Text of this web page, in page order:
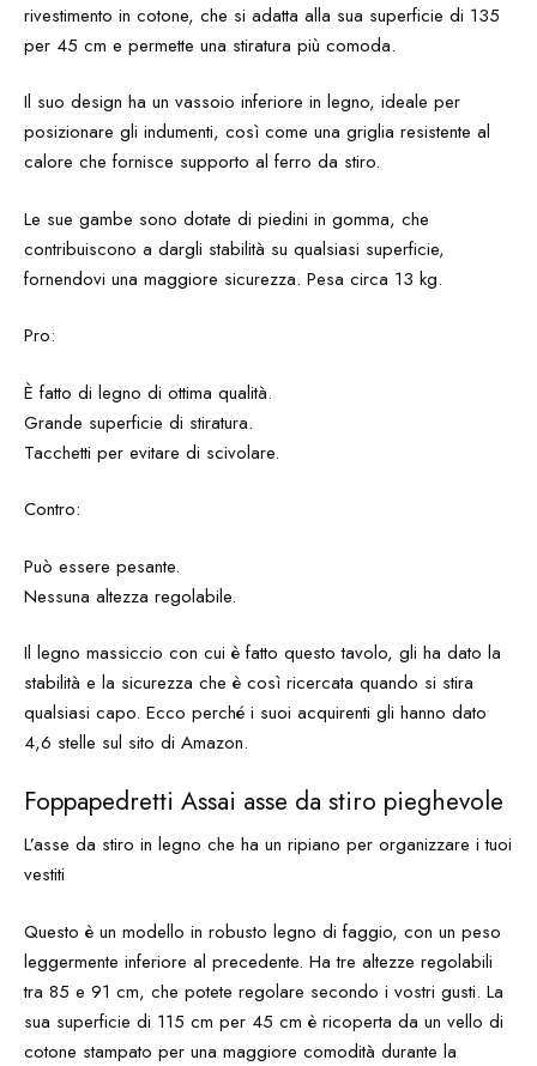
rivestimento in cotone, che si adatta alla sua superficie di 135
per 45 cm e permette una stiratura più comoda.
Il suo design ha un vassoio inferiore in legno, ideale per
posizionare gli indumenti, così come una griglia resistente al
calore che fornisce supporto al ferro da stiro.
Le sue gambe sono dotate di piedini in gomma, che
contribuiscono a dargli stabilità su qualsiasi superficie,
fornendovi una maggiore sicurezza. Pesa circa 13 kg.
Pro:
È fatto di legno di ottima qualità.
Grande superficie di stiratura.
Tacchetti per evitare di scivolare.
Contro:
Può essere pesante.
Nessuna altezza regolabile.
Il legno massiccio con cui è fatto questo tavolo, gli ha dato la
stabilità e la sicurezza che è così ricercata quando si stira
qualsiasi capo. Ecco perché i suoi acquirenti gli hanno dato
4,6 stelle sul sito di Amazon.
Foppapedretti Assai asse da stiro pieghevole
L’asse da stiro in legno che ha un ripiano per organizzare i tuoi
vestiti
Questo è un modello in robusto legno di faggio, con un peso
leggermente inferiore al precedente. Ha tre altezze regolabili
tra 85 e 91 cm, che potete regolare secondo i vostri gusti. La
sua superficie di 115 cm per 45 cm è ricoperta da un vello di
cotone stampato per una maggiore comodità durante la